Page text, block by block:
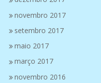
novembro 2017
setembro 2017
maio 2017
março 2017
novembro 2016